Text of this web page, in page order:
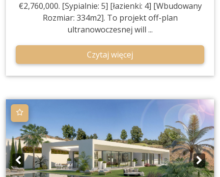
€2,760,000. [Sypialnie: 5] [łazienki: 4] [Wbudowany
Rozmiar: 334m2]. To projekt off-plan
ultranowoczesnej will ...
Czytaj więcej